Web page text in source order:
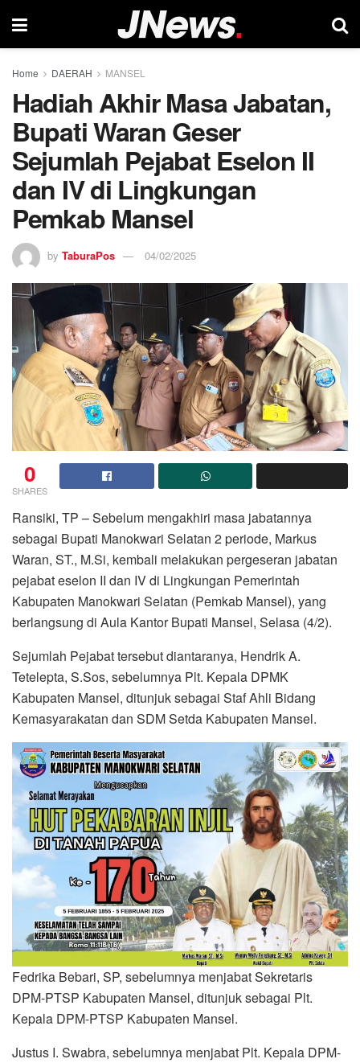
Home DAERAH MANSEL
Hadiah Akhir Masa Jabatan,
Bupati Waran Geser
Sejumlah Pejabat Eselon II
dan IV di Lingkungan
Pemkab Mansel
by TaburaPos 04/02/2025
0
SHARES
Ransiki, TP – Sebelum mengakhiri masa jabatannya
sebagai Bupati Manokwari Selatan 2 periode, Markus
Waran, ST., M.Si, kembali melakukan pergeseran jabatan
pejabat eselon II dan IV di Lingkungan Pemerintah
Kabupaten Manokwari Selatan (Pemkab Mansel), yang
berlangsung di Aula Kantor Bupati Mansel, Selasa (4/2).
Sejumlah Pejabat tersebut diantaranya, Hendrik A.
Tetelepta, S.Sos, sebelumnya Plt. Kepala DPMK
Kabupaten Mansel, ditunjuk sebagai Staf Ahli Bidang
Kemasyarakatan dan SDM Setda Kabupaten Mansel.
Fedrika Bebari, SP, sebelumnya menjabat Sekretaris
DPM-PTSP Kabupaten Mansel, ditunjuk sebagai Plt.
Kepala DPM-PTSP Kabupaten Mansel.
Justus I. Swabra, sebelumnya menjabat Plt. Kepala DPM-